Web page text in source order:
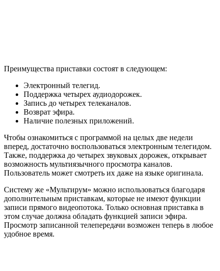
Преимущества приставки состоят в следующем:
Электронный телегид.
Поддержка четырех аудиодорожек.
Запись до четырех телеканалов.
Возврат эфира.
Наличие полезных приложений.
Чтобы ознакомиться с программой на целых две недели
вперед, достаточно воспользоваться электронным телегидом.
Также, поддержка до четырех звуковых дорожек, открывает
возможность мультиязычного просмотра каналов.
Пользователь может смотреть их даже на языке оригинала.
Систему же «Мультирум» можно использоваться благодаря
дополнительным приставкам, которые не имеют функции
записи прямого видеопотока. Только основная приставка в
этом случае должна обладать функцией записи эфира.
Просмотр записанной телепередачи возможен теперь в любое
удобное время.